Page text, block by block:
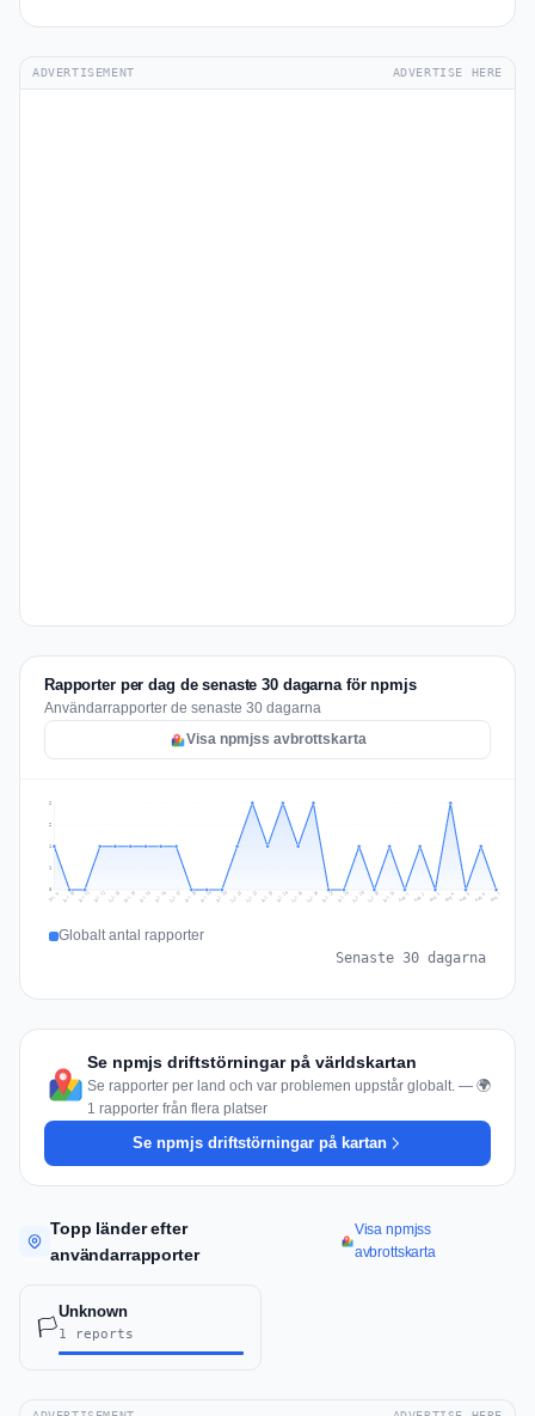
ADVERTISEMENT ADVERTISE HERE
Rapporter per dag de senaste 30 dagarna för npmjs
Användarrapporter de senaste 30 dagarna
Visa npmjss avbrottskarta
1
1
2
2
Jul 9 Jul 10 Jul 11 Jul 12 Jul 13 Jul 14 Jul 15 Jul 16 Jul 17 Jul 18 Jul 19 Jul 20 Jul 21 Jul 22 Jul 23 Jul 24 Jul 25 Jul 26 Jul 27 Jul 28 Jul 29 Jul 30 Jul 31 Aug 1 Aug 2 Aug 3 Aug 4 Aug 5 Aug 6 Aug 7
Globalt antal rapporter
Senaste 30 dagarna
Se npmjs driftstörningar på världskartan
Se rapporter per land och var problemen uppstår globalt. — 🌍
1 rapporter från flera platser
Se npmjs driftstörningar på kartan
Topp länder efter
användarrapporter
Visa npmjss
avbrottskarta
🏳️
Unknown
1 reports